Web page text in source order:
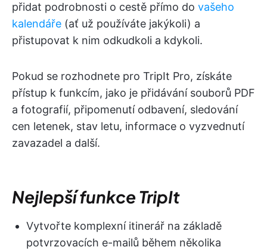
přidat podrobnosti o cestě přímo do vašeho
kalendáře (ať už používáte jakýkoli) a
přistupovat k nim odkudkoli a kdykoli.
Pokud se rozhodnete pro TripIt Pro, získáte
přístup k funkcím, jako je přidávání souborů PDF
a fotografií, připomenutí odbavení, sledování
cen letenek, stav letu, informace o vyzvednutí
zavazadel a další.
Nejlepší funkce TripIt
Vytvořte komplexní itinerář na základě
potvrzovacích e-mailů během několika